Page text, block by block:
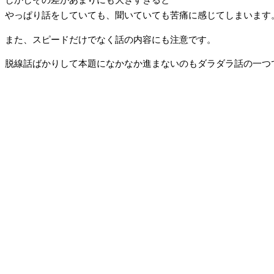
やっぱり話をしていても、聞いていても苦痛に感じてしまいます
また、スピードだけでなく話の内容にも注意です。
脱線話ばかりして本題になかなか進まないのもダラダラ話の一つ